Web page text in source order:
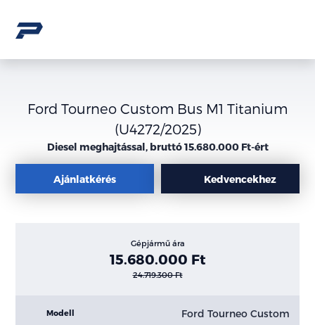
Ford Tourneo Custom Bus M1 Titanium
(U4272/2025)
Diesel meghajtással, bruttó 15.680.000 Ft-ért
Ajánlatkérés Kedvencekhez
Gépjármű ára
15.680.000 Ft
24.719.300 Ft
Modell Ford Tourneo Custom